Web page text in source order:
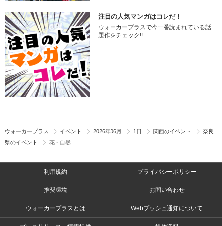
注目の人気マンガはコレだ！
ウォーカープラスで今一番読まれている話
題作をチェック!!
ウォーカープラス イベント 2026年06月 1日 関西のイベント
奈良
県のイベント
花・自然
利用規約 プライバシーポリシー
推奨環境 お問い合わせ
ウォーカープラスとは Webプッシュ通知について